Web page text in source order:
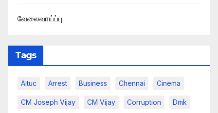
வேலைவாய்ப்பு
Tags
Aituc Arrest Business Chennai Cinema
CM Joseph Vijay CM Vijay Corruption Dmk